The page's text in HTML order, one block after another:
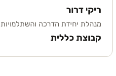
ריקי דרור
מנהלת יחידת הדרכה והשתלמויות
קבוצת כללית